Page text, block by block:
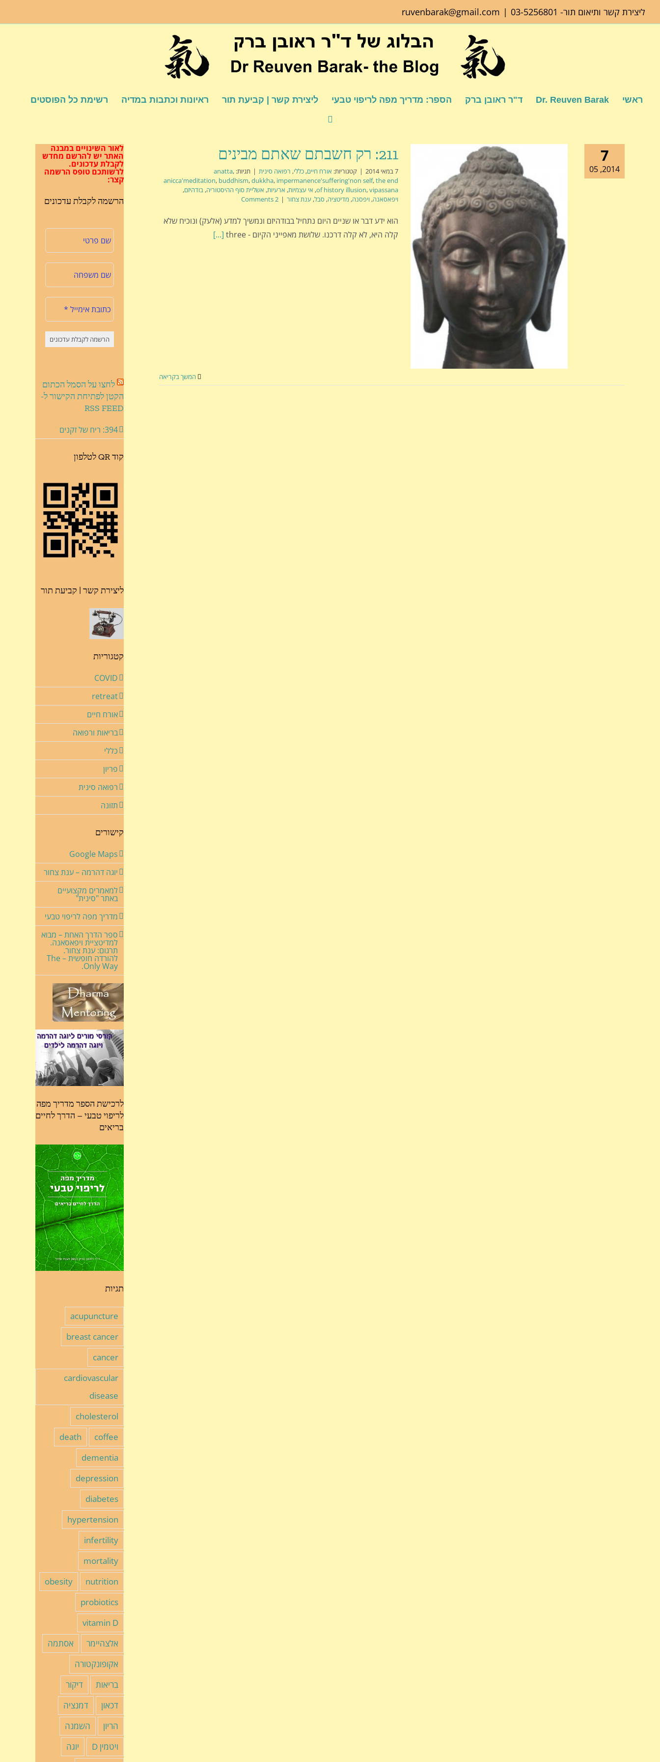
ליצירת קשר ותיאום תור- 03-5256801
|
ruvenbarak@gmail.com
ראשי Dr. Reuven Barak ד"ר ראובן ברק הספר: מדריך מפה לריפוי טבעי ליצירת קשר | קביעת תור ראיונות וכתבות במדיה רשימת כל הפוסטים
7
2014, 05
211: רק חשבתם שאתם מבינים
7 במאי 2014 | קטגוריות: אורח חיים, כללי, רפואה סינית | תגיות: anatta,
anicca'meditation, buddhism,dukkha, impermanence'suffering'non self,the end
of history illusion,vipassana
, אי עצמיות, ארעיות, אשליית סוף ההיסטוריה, בודהיזם,
ויפאסאנה, ויפסנה, מדיטציה, סבל, ענת צחור |
2 Comments
הוא ידע דבר או שניים היום נתחיל בבודהיזם ונמשיך למדע (אלעק) ונוכיח שלא
קלה היא, לא קלה דרכנו. שלושת מאפייני הקיום - three
[...]
המשך בקריאה
לאור השינויים במבנה
האתר יש להרשם מחדש
לקבלת עדכונים.
לרשותכם טופס הרשמה
קצר:
הרשמה לקבלת עדכונים
לחצו על הסמל הכתום
הקטן לפתיחת הקישור ל-
RSS FEED
394: ריח של זקנים
קוד QR לטלפון
ליצירת קשר | קביעת תור
קטגוריות
COVID
retreat
אורח חיים
בריאות ורפואה
כללי
פריון
רפואה סינית
תזונה
קישורים
Google Maps
יוגה דהרמה – ענת צחור
למאמרים מקצועיים
באתר "סינית"
מדריך מפה לריפוי טבעי
ספר הדרך האחת – מבוא
למדיטציית ויפאסאנה.
תרגום: ענת צחור.
להורדה חופשית – The
Only Way.
לרכישת הספר מדריך מפה
לריפוי טבעי – הדרך לחיים
בריאים
תגיות
acupuncture
breast cancer
cancer
cardiovascular
disease
cholesterol
coffee
death
dementia
depression
diabetes
hypertension
infertility
mortality
nutrition
obesity
probiotics
vitamin D
אלצהיימר
אסתמה
אקופונקטורה
בריאות
דיקור
דכאון
דמנציה
הריון
השמנה
ויטמין D
יוגה